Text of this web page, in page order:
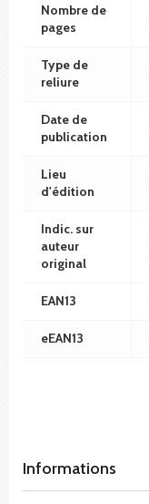
Nombre de
pages
Type de
reliure
Date de
publication
Lieu
d'édition
Indic. sur
auteur
original
EAN13
eEAN13
Informations